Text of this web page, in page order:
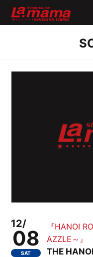
12/
08
SAT
『HANOI
AZZLE～』
THE